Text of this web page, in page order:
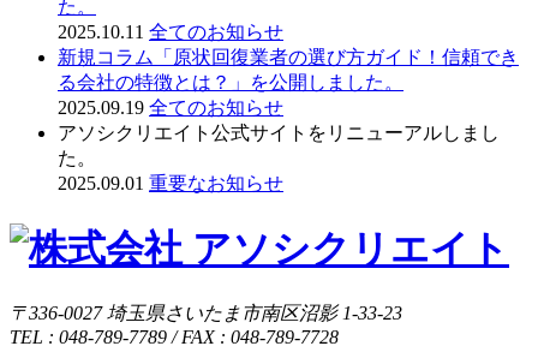
た。
2025.10.11 全てのお知らせ
新規コラム「原状回復業者の選び方ガイド！信頼でき
る会社の特徴とは？」を公開しました。
2025.09.19 全てのお知らせ
アソシクリエイト公式サイトをリニューアルしまし
た。
2025.09.01 重要なお知らせ
〒336-0027 埼玉県さいたま市南区沼影 1-33-23
TEL : 048-789-7789 / FAX : 048-789-7728